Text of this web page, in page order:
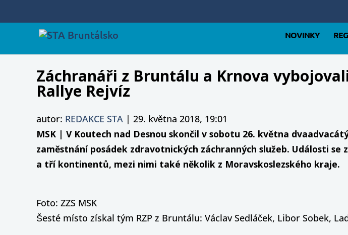
NOVINKY
Záchranáři z Bruntálu a Krnova
Rallye Rejvíz
autor: REDAKCE STA | 29. května 2018, 19:01
MSK | V Koutech nad Desnou skončil v sobotu 26. května
zaměstnání posádek zdravotnických záchranných služeb. Události
a tří kontinentů, mezi nimi také několik z Moravskoslezského kraje.
Foto: ZZS MSK
Šesté místo získal tým RZP z Bruntálu: Václav Sedláček, Libor Sobek,